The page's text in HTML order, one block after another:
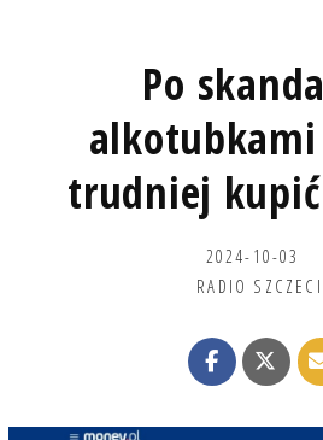
Po
alkotubkami
trudniej
2024-10-03
RADIO